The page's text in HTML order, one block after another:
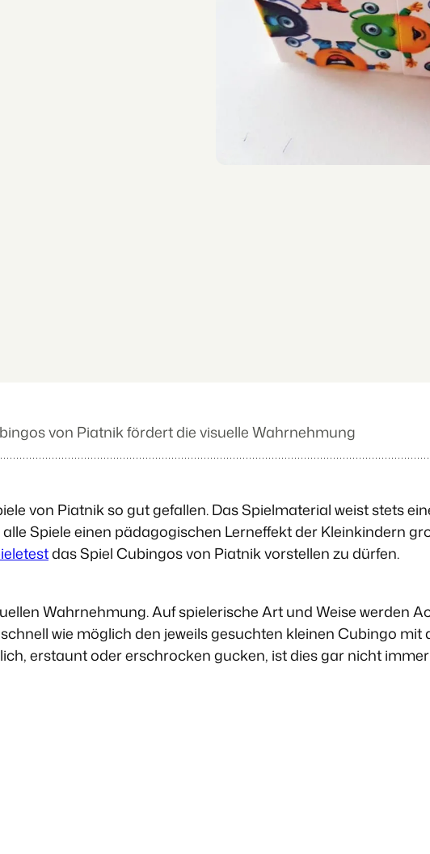
von Piatnik fördert die visuelle Wahrnehmung
von Piatnik so gut gefallen. Das Spielmaterial weist stets
Spiele einen pädagogischen Lerneffekt der Kleinkindern
das Spiel Cubingos von Piatnik vorstellen zu dürfen.
Wahrnehmung. Auf spielerische Art und Weise werden
wie möglich den jeweils gesuchten kleinen Cubingo
erstaunt oder erschrocken gucken, ist dies gar nicht